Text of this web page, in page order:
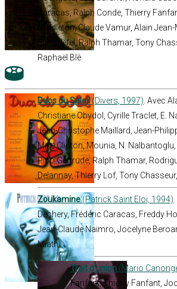
Caracas, Ralph Conde, Thierry
Middleton, Claude Vamur, Alain
Edith Lefel, Ralph Thamar, Tony
Raphaël Blè
Duos du Soleil(Divers, 1997) . Avec
Christiane Obydol, Cyrille Traclet, E.
Jean-Christophe Maillard, Jean-
Mike Clinton, Mounia, N.
Pipo Gertrude, Ralph Thamar,
Delannay, Thierry Lof, Tony
Zoukamine(Patrick Saint Eloi, 1994)
Dechery, Frédéric Caracas, Freddy
Jean-Claude Naimro, Jocelyne
Miath
Trait d’union (Mario
Fanfant, Thierry Fanfant,